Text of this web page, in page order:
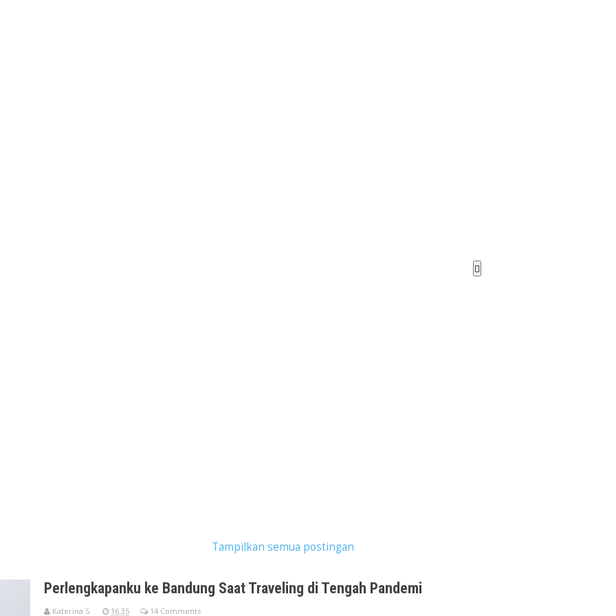
Tampilkan semua postingan
Perlengkapanku ke Bandung Saat Traveling di Tengah Pandemi
Katerina S. 16.35 14 Comments